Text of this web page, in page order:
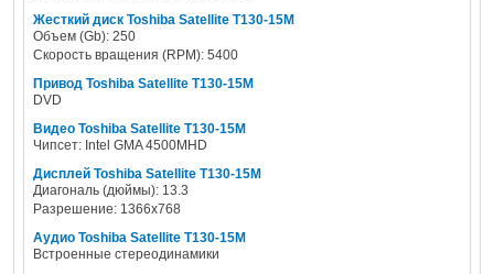
Жесткий диск Toshiba Satellite T130-15M
Объем (Gb): 250
Скорость вращения (RPM): 5400
Привод Toshiba Satellite T130-15M
DVD
Видео Toshiba Satellite T130-15M
Чипсет: Intel GMA 4500MHD
Дисплей Toshiba Satellite T130-15M
Диагональ (дюймы): 13.3
Разрешение: 1366x768
Аудио Toshiba Satellite T130-15M
Встроенные стереодинамики